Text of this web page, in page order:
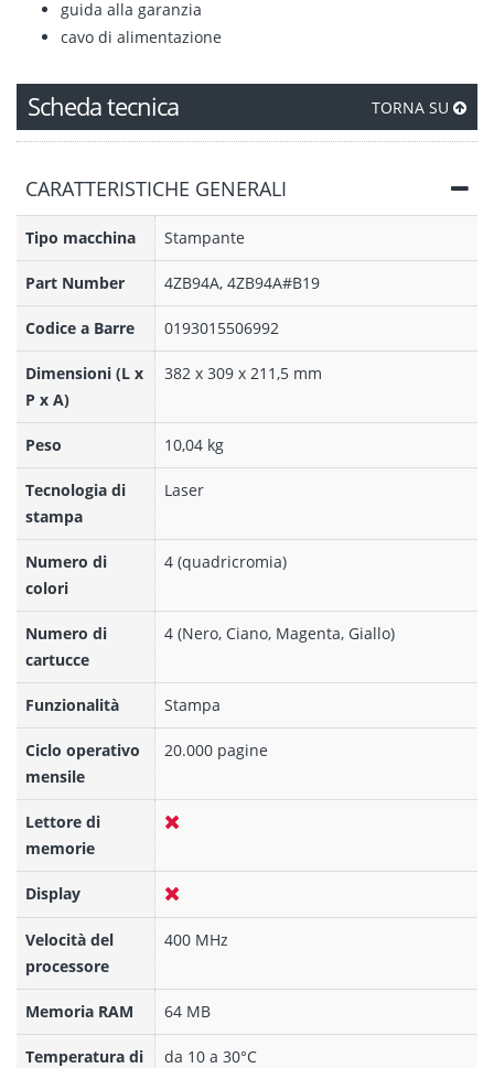
guida alla garanzia
cavo di alimentazione
Scheda tecnica TORNA SU
CARATTERISTICHE GENERALI
Tipo macchina Stampante
Part Number 4ZB94A, 4ZB94A#B19
Codice a Barre 0193015506992
Dimensioni (L x
P x A)
382 x 309 x 211,5 mm
Peso 10,04 kg
Tecnologia di
stampa
Laser
Numero di
colori
4 (quadricromia)
Numero di
cartucce
4 (Nero, Ciano, Magenta, Giallo)
Funzionalità Stampa
Ciclo operativo
mensile
20.000 pagine
Lettore di
memorie
Display
Velocità del
processore
400 MHz
Memoria RAM 64 MB
Temperatura di
da 10 a 30°C